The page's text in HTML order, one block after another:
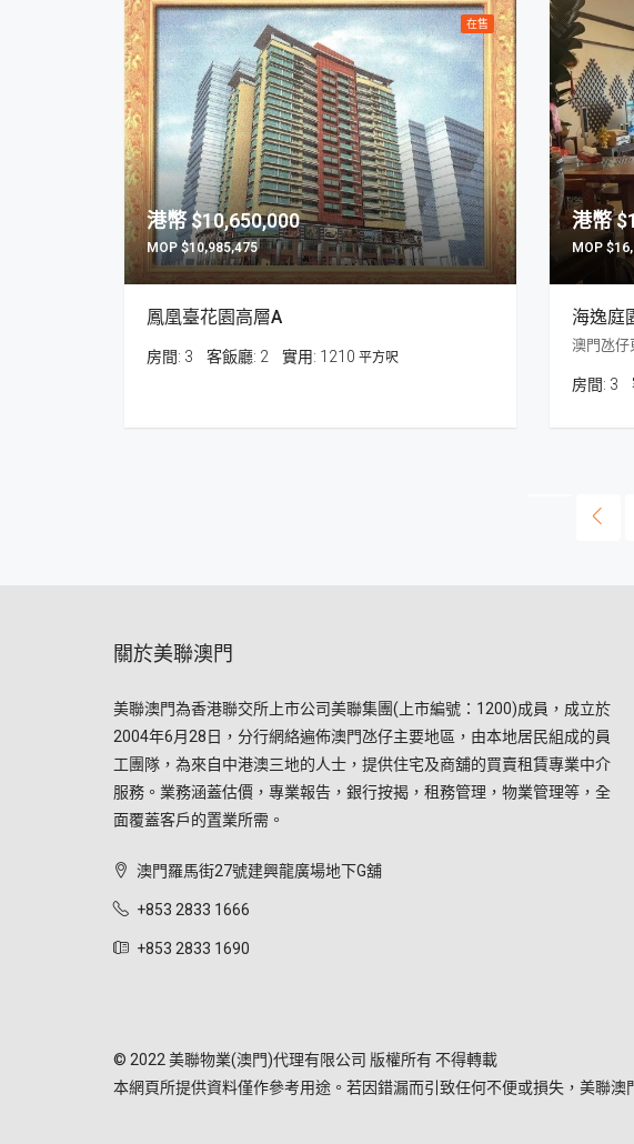
在售
$10,650,000
$10,985,475
鳳凰臺花園高層A
房間: 3 客飯廳: 2 1210 平方呎
海逸庭
房間: 3
關於美聯澳門
美聯澳門為香港聯交所上市公司美聯集團(上市編號：1200)成員，成立於
2004年6月28日，分行網絡遍佈澳門氹仔主要地區，由本地居民組成的員
工團隊，為來自中港澳三地的人士，提供住宅及商舖的買賣租賃專業中介
服務。業務涵蓋估價，專業報告，銀行按揭，租務管理，物業管理等，全
面覆蓋客戶的置業所需。
澳門羅馬街27號建興龍廣場地下G舖
+853 2833 1666
+853 2833 1690
© 2022 美聯物業(澳門)代理有限公司 版權所有 不得轉載
本網頁所提供資料僅作參考用途。若因錯漏而引致任何不便或損失，美聯澳